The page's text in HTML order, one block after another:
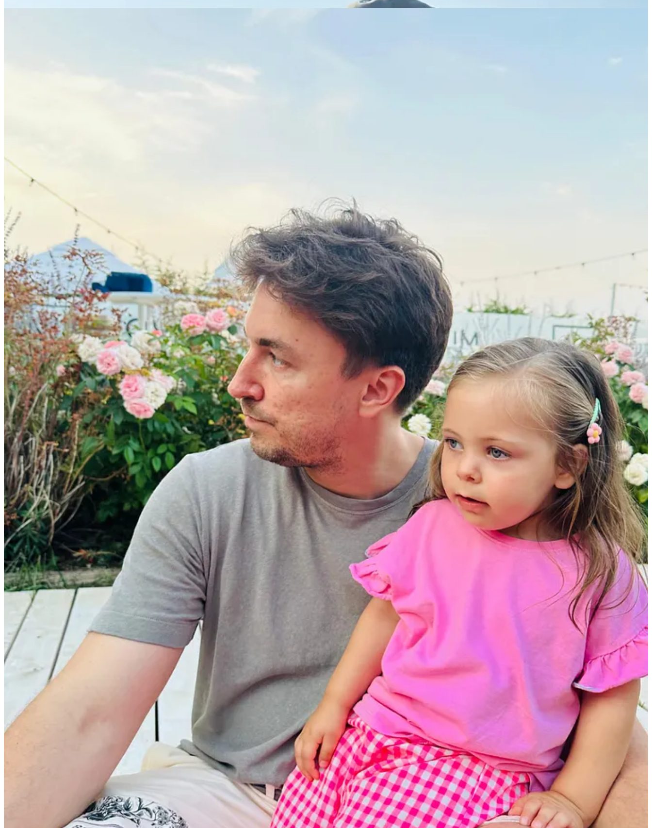
Avanpremiera:
Vrei sa stii cum te afecteaza consumul excesiv de prajeli? Daca iti plac cartofii prajiti, micii mult prea rumeniti pe gratar sau puiul crocant, acest video este pentru tine!
Vei afla ce se intampla cand prajesti alimentele, care sunt riscurile majore ale consumului excesiv de prajeli si cum alimentele prajite necorespunzator contribuie la dezvoltarea diabetului si a altor boli cronice.
Comparam prajitul cu alte metode de gatit, precum coptul si fiertul, si discutam de ce gatitul acasa e mai putin nociv.
Urmareste avanpremiera de sambata asta pentru ca esti abonat la acest newsletter.👇🏼
📑Ce ne promite stiinta:
Stiai ca virusul HPV poate afecta fertilitatea masculina? Mai mult de 90% dintre barbatii activi sexual vor fi infectati cu virusul HPV la un moment dat in viata. Desi multi asociaza acest virus doar cu negii
genitali, anumite tulpini ale virusului HPV pot provoca si diverse tipuri de cancer, inclusiv cancerul de col uterin, care ucide anual 340.000 de femei la nivel global, dintre care in jur de 2000 doar in Romania.
Cercetarile recente ne arata ca HPV poate afecta calitatea spermei, prin reducerea numarului de spermatozoizi, a motilitatii si integritatii acestora. Acest lucru poate duce la infertilitate masculina, o problema cu
care astazi se confrunta aproximativ 15% dintre barbati.
Mai mult decat atat, sperma infectata cu HPV poate transmite virusul catre ovulul feminin, crescand astfel riscul unui avort spontan. Tot studiile sugereaza ca vaccinarea impotriva HPV adresata si barbatilor poate
preveni aceste probleme si poate imbunatati fertilitatea masculina. La barbatii vaccinati s-a observat o motilitate mai buna a spermatozoizilor si rate mai mari de a genera o sarcina sanatoasa.
Asa ca daca vrei sa-ti protejezi fertilitatea si sa ai grija de sanatatea ta sexuala, dar si a partenerei tale, ia in considerare masurile de preventie impotriva HPV. 👍🏻
🎥 Materiale noi:
Nervosi, anxiosi si mult mai agitati in zilele CANICULARE❓Explicatie si solutii.
In acest video, discutam despre efectele caniculei si al temperaturilor ridicate asupra functionarii creierului si a sanatatii noastre mintale. Vei afla cum caldura extrema poate accentua tulburarile psihice si de
ce suntem mai agitati si mai nervosi in zilele caniculare.
La final vei primi recomandari utile pentru protejarea sanatatii mintale in zilele toride, precum si informatii despre temperatura ambientala optima in care creierul nostru functioneaza cel mai bine.
Cum să trăiești mult și bine | Bun Bine | cu Dr. Roxana Voica
Te invit sa urmărești un nou episod dedicat longevității, pe bune! Alături de Dr. Roxana Voica, medic specialist in cadrul Retelei Regina Maria învățăm cum să ne prelungim viața și să ne bucurăm de
sănătate pentru cât mai multă vreme. Vorbim despre rolul esențial al microbiomului pentru sănătate și cum o dietă diversificată, bogată în nutrienți, alimente fermentate și fibre, ne ajuta să trăim mai mult și
mai bine. Vei afla de ce e important somnul de calitate, care sunt beneficiile sportului regulat și cum flexibilitatea metabolică ne poate influența procesul de îmbătrânire. Vei primi soluții și instrumente utile,
bazate pe cercetări științifice, pentru un stil de viață echilibrat și sănătos.
NSDR - Non-Sleep Deep Rest - Protocol pt. Relaxare profunda fara somn
Relaxare profunda fara somn, sau NSDR, este un termen general pentru o varietate de practici care ghideaza creierul si corpul tau intr-o stare de relaxare profunda fara a adormi complet. Practica asta este